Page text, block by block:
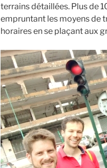
terrains détaillées. Plus de
empruntant les moyens de
horaires en se plaçant aux